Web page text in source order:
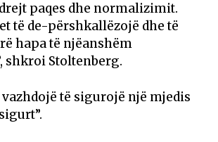
paqes dhe normalizimit.
të de-përshkallëzojë dhe të
hapa të njëanshëm
shkroi Stoltenberg.
vazhdojë të sigurojë një mjedis